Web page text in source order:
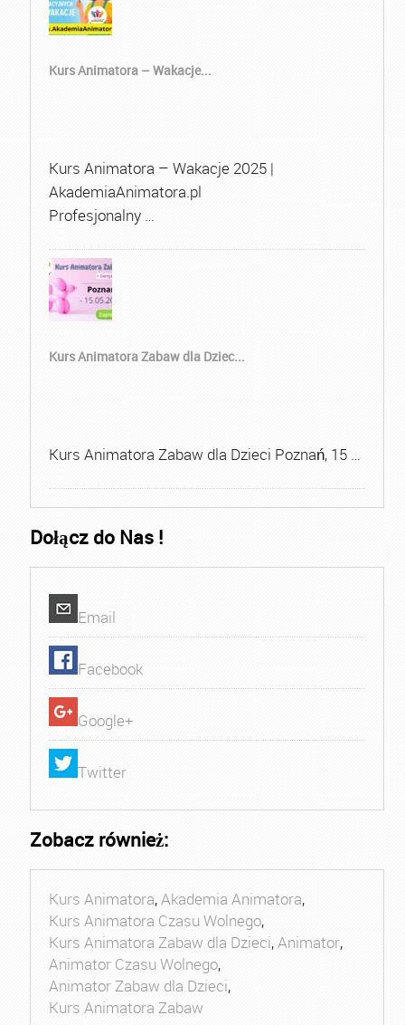
Kurs Animatora – Wakacje...
Kurs Animatora – Wakacje 2025 |
AkademiaAnimatora.pl
Profesjonalny …
Kurs Animatora Zabaw dla Dziec...
Kurs Animatora Zabaw dla Dzieci Poznań, 15 …
Dołącz do Nas !
Email
Facebook
Google+
Twitter
Zobacz również:
Kurs Animatora,Akademia Animatora,
Kurs Animatora Czasu Wolnego,
Kurs Animatora Zabaw dla Dzieci,Animator,
Animator Czasu Wolnego,
Animator Zabaw dla Dzieci,
Kurs Animatora Zabaw